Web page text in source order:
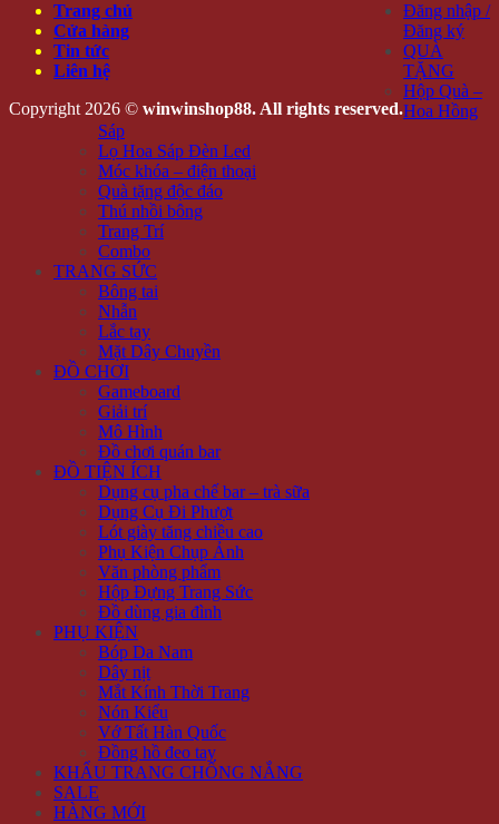
Trang chủ
Cửa hàng
Tin tức
Liên hệ
Copyright 2026 © winwinshop88. All rights reserved.
Đăng nhập /
Đăng ký
QUÀ
TẶNG
Hộp Quà –
Hoa Hồng
Sáp
Lọ Hoa Sáp Đèn Led
Móc khóa – điện thoại
Quà tặng độc đáo
Thú nhồi bông
Trang Trí
Combo
TRANG SỨC
Bông tai
Nhẫn
Lắc tay
Mặt Dây Chuyền
ĐỒ CHƠI
Gameboard
Giải trí
Mô Hình
Đồ chơi quán bar
ĐỒ TIỆN ÍCH
Dụng cụ pha chế bar – trà sữa
Dụng Cụ Đi Phượt
Lót giày tăng chiều cao
Phụ Kiện Chụp Ảnh
Văn phòng phẩm
Hộp Đựng Trang Sức
Đồ dùng gia đình
PHỤ KIỆN
Bóp Da Nam
Dây nịt
Mắt Kính Thời Trang
Nón Kiểu
Vớ Tất Hàn Quốc
Đồng hồ đeo tay
KHẨU TRANG CHỐNG NẮNG
SALE
HÀNG MỚI